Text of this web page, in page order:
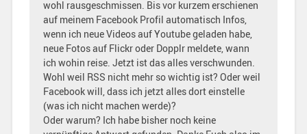
wohl rausgeschmissen. Bis vor kurzem erschienen
auf meinem Facebook Profil automatisch Infos,
wenn ich neue Videos auf Youtube geladen habe,
neue Fotos auf Flickr oder Dopplr meldete, wann
ich wohin reise. Jetzt ist das alles verschwunden.
Wohl weil RSS nicht mehr so wichtig ist? Oder weil
Facebook will, dass ich jetzt alles dort einstelle
(was ich nicht machen werde)?
Oder warum? Ich habe bisher noch keine